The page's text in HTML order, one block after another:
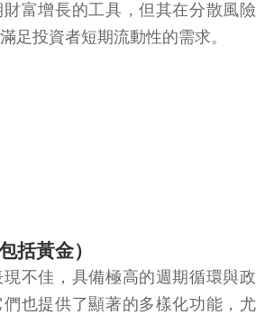
富增長的工具，但其在分散風險
足投資者短期流動性的需求。
括黃金）
不佳，具備極高的週期循環與政
也提供了顯著的多樣化功能，尤